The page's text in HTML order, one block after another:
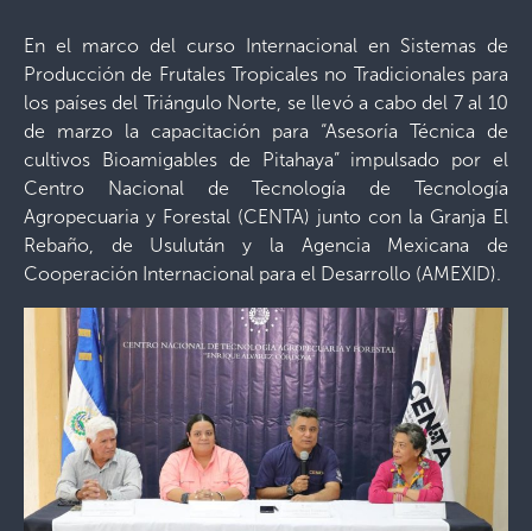
En el marco del curso Internacional en Sistemas de
Producción de Frutales Tropicales no Tradicionales para
los países del Triángulo Norte, se llevó a cabo del 7 al 10
de marzo la capacitación para “Asesoría Técnica de
cultivos Bioamigables de Pitahaya” impulsado por el
Centro Nacional de Tecnología de Tecnología
Agropecuaria y Forestal (CENTA) junto con la Granja El
Rebaño, de Usulután y la Agencia Mexicana de
Cooperación Internacional para el Desarrollo (AMEXID).